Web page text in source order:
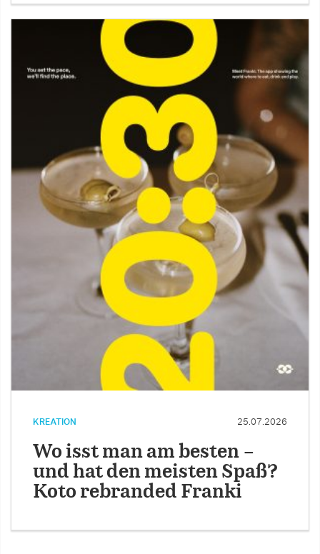
KREATION 25.07.2026
Wo isst man am besten –
und hat den meisten Spaß?
Koto rebranded Franki